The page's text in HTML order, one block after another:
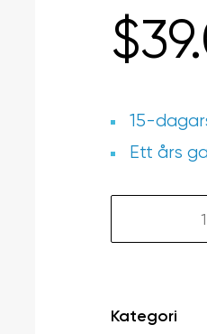
$
15-
Ett års
Kategori